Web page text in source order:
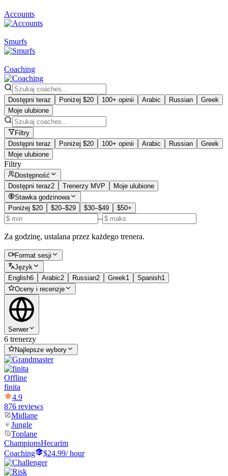
Accounts
Smurfs
Coaching
Dostępni teraz Poniżej $20 100+ opinii Arabic Russian
Greek
Moje ulubione
Filtry
Dostępni teraz
Poniżej $20 100+ opinii Arabic Russian
Greek
Moje ulubione
Filtry
Dostępność
Dostępni teraz2 Trenerzy MVP
Moje ulubione
Stawka godzinowa
Poniżej $20
$20–$29 $30–$49 $50+
–
Za godzinę, ustalana przez każdego trenera.
Format sesji
Język
English6 Arabic2 Russian2 Greek1 Spanish1
Oceny i recenzje
Serwer
6 trenerzy
Najlepsze wybory
Offline
finita
4.9
876 reviews
Midlane
Jungle
Toplane
ChampionsHecarim
Coaching
$24.99/ hour